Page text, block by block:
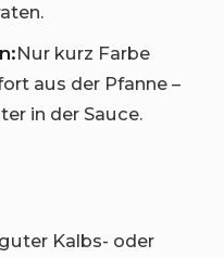
Nur kurz Farbe
aus der Pfanne –
in der Sauce.
Kalbs- oder